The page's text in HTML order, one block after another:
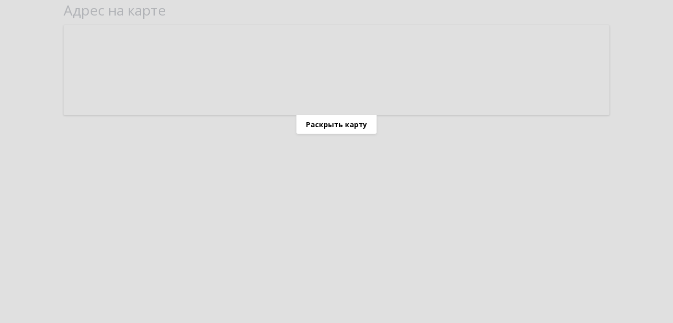
Адрес на карте
Раскрыть карту